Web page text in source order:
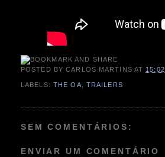
POSTED BYCARLOS MARTINS AT 15:02
LABELS: THE OA TRAILERS
SEM COMENTÁRIOS:
ENVIAR UM COMENTÁRIO